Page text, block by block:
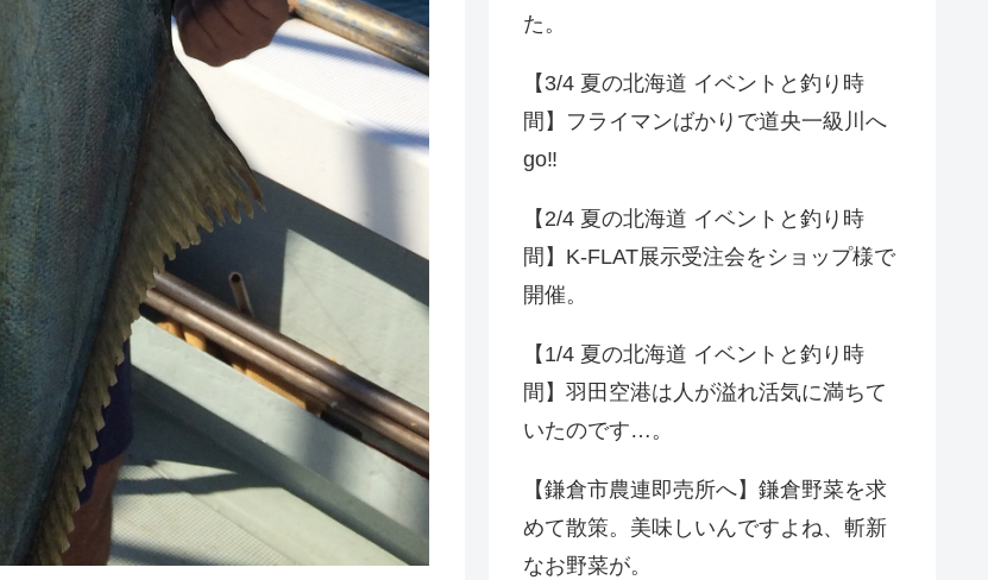
た。
【3/4 夏の北海道 イベントと釣り時
間】フライマンばかりで道央一級川へ
go‼️
【2/4 夏の北海道 イベントと釣り時
間】K-FLAT展示受注会をショップ様で
開催。
【1/4 夏の北海道 イベントと釣り時
間】羽田空港は人が溢れ活気に満ちて
いたのです…。
【鎌倉市農連即売所へ】鎌倉野菜を求
めて散策。美味しいんですよね、斬新
なお野菜が。